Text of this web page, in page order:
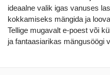
ideaalne valik igas vanuses
kokkamiseks mängida ja
Tellige mugavalt e-poest või
ja fantaasiarikas mängusöögi